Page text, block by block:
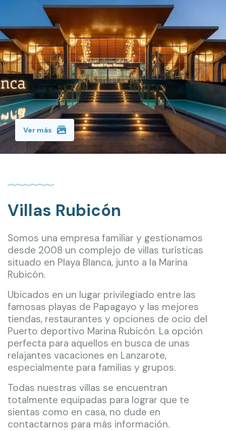
Ver más
Villas Rubicón
Somos una empresa familiar y gestionamos
desde 2008 un complejo de villas turísticas
situado en Playa Blanca, junto a la Marina
Rubicón.
Ubicados en un lugar privilegiado entre las
famosas playas de Papagayo y las mejores
tiendas, restaurantes y opciones de ocio del
Puerto deportivo Marina Rubicón. La opción
perfecta para aquellos en busca de unas
relajantes vacaciones en Lanzarote,
especialmente para familias y grupos.
Todas nuestras villas se encuentran
totalmente equipadas para lograr que te
sientas como en casa, no dude en
contactarnos para más información.